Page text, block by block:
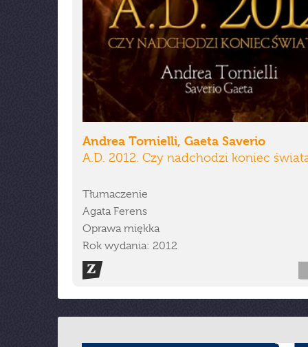
Andrea Tornielli, Gaeta Saverio
A.D. 2012. Czy nadchodzi koniec
Tłumaczenie
Agata Ferens
Oprawa miękka
Rok wydania: 2012